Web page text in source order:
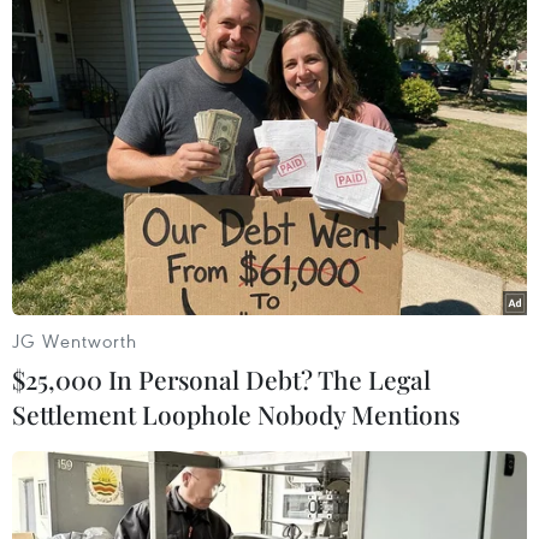
Một máy bay chở đội bóng Brazil rơi ở
không phận Colombia
29/11/2016 05:32
Theo RT, chiếc máy bay chở đội bóng Brazil đã rơi ở
không phận Colombia khi đang trên đường đến sân
bay Medellin; trên máy bay có 72 người.
JG Wentworth
$25,000 In Personal Debt? The Legal
Settlement Loophole Nobody Mentions